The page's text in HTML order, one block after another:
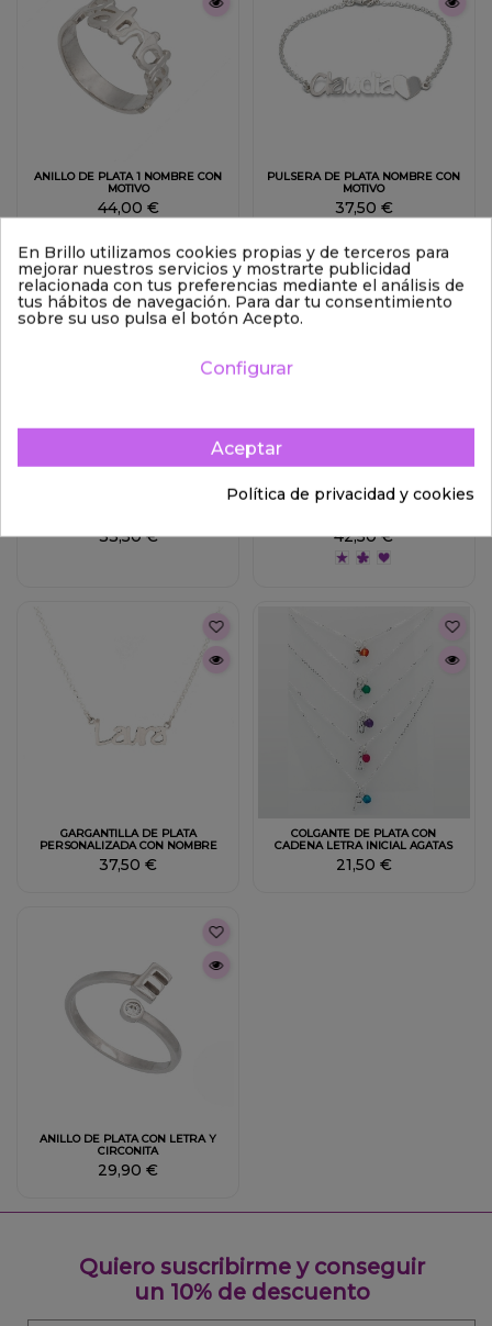
ANILLO DE PLATA 1 NOMBRE CON
MOTIVO
44,00 €
PULSERA DE PLATA NOMBRE CON
MOTIVO
37,50 €
33,50 €
GARGANTILLA DE PLATA NOMBRE
42,50 €
GARGANTILLA DE PLATA
PERSONALIZADA CON NOMBRE
37,50 €
COLGANTE DE PLATA CON
CADENA LETRA INICIAL AGATAS
21,50 €
ANILLO DE PLATA CON LETRA Y
CIRCONITA
29,90 €
Quiero suscribirme y conseguir
un 10% de descuento
En Brillo utilizamos cookies propias y de terceros para
mejorar nuestros servicios y mostrarte publicidad
relacionada con tus preferencias mediante el análisis de
tus hábitos de navegación. Para dar tu consentimiento
sobre su uso pulsa el botón Acepto.
Configurar
Aceptar
Política de privacidad y cookies